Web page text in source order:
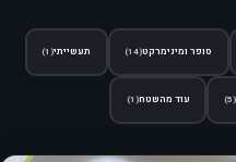
סופר ומינימרקט(14) תעשייתי(1)
(5) עוד מהשטח(1)